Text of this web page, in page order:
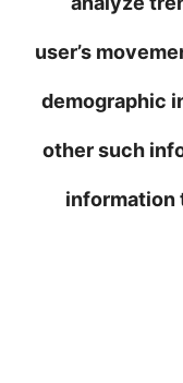
user’s
demographic
other such
information